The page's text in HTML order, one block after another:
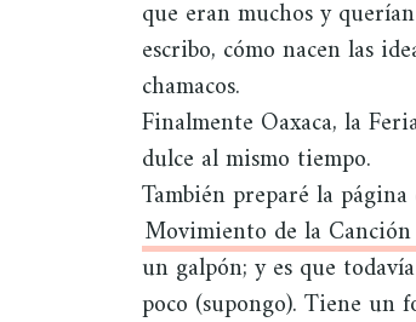
que eran muchos y
escribo, cómo nacen las
chamacos.
Finalmente Oaxaca, la
dulce al mismo tiempo.
También preparé la
Movimiento de la
un galpón; y es que
poco (supongo). Tiene un